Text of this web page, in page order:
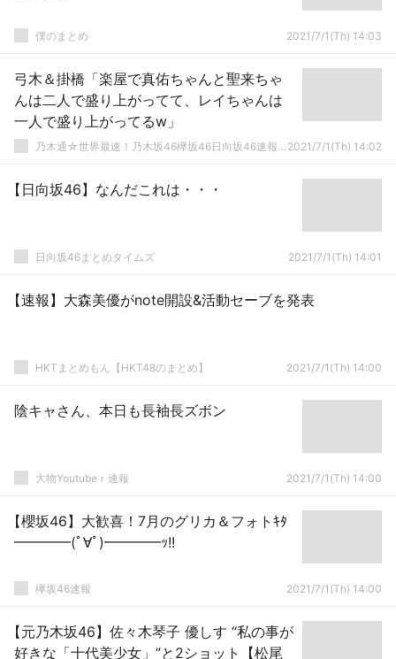
僕のまとめ 2021/7/1(Th) 14:03
弓木＆掛橋「楽屋で真佑ちゃんと聖来ちゃ
んは二人で盛り上がってて、レイちゃんは
一人で盛り上がってるw」
乃木通☆世界最速！乃木坂46欅坂46日向坂46速報まとめ 2021/7/1(Th) 14:02
【日向坂46】なんだこれは・・・
日向坂46まとめタイムズ 2021/7/1(Th) 14:01
【速報】大森美優がnote開設&活動セーブを発表
HKTまとめもん【HKT48のまとめ】 2021/7/1(Th) 14:00
陰キャさん、本日も長袖長ズボン
大物Youtubeｒ速報 2021/7/1(Th) 14:00
【櫻坂46】大歓喜！7月のグリカ＆フォトｷﾀ
━━━━(ﾟ∀ﾟ)━━━━ｯ!!
欅坂46速報 2021/7/1(Th) 14:00
【元乃木坂46】佐々木琴子 優しす “私の事が
好きな「十代美少女」”と2ショット【松尾